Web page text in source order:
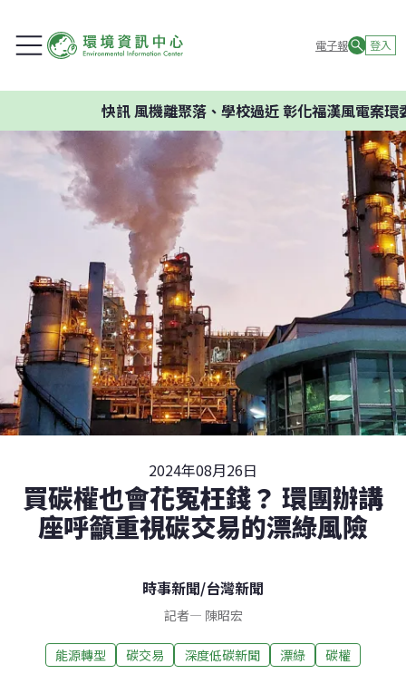
電子報 登入
風機離聚落、學校過近 彰化福漢風電案環委建
2024年08月26日
買碳權也會花冤枉錢？ 環團辦講
座呼籲重視碳交易的漂綠風險
時事新聞/台灣新聞
記者— 陳昭宏
能源轉型 碳交易 深度低碳新聞 漂綠 碳權